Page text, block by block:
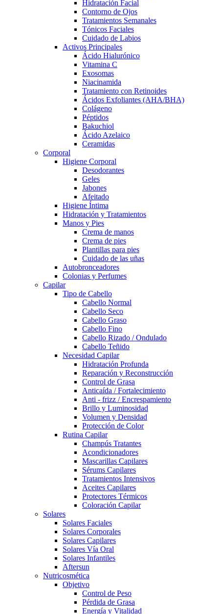
Hidratación Facial
Contorno de Ojos
Tratamientos Semanales
Tónicos Faciales
Cuidado de Labios
Activos Principales
Ácido Hialurónico
Vitamina C
Exosomas
Niacinamida
Tratamiento con Retinoides
Ácidos Exfoliantes (AHA/BHA)
Colágeno
Péptidos
Bakuchiol
Ácido Azelaico
Ceramidas
Corporal
Higiene Corporal
Desodorantes
Geles
Jabones
Afeitado
Higiene Íntima
Hidratación y Tratamientos
Manos y Pies
Crema de manos
Crema de pies
Plantillas para pies
Cuidado de las uñas
Autobronceadores
Colonias y Perfumes
Capilar
Tipo de Cabello
Cabello Normal
Cabello Seco
Cabello Graso
Cabello Fino
Cabello Rizado / Ondulado
Cabello Teñido
Necesidad Capilar
Hidratación Profunda
Reparación y Reconstrucción
Control de Grasa
Anticaída / Fortalecimiento
Anti - frizz / Encrespamiento
Brillo y Luminosidad
Volumen y Densidad
Protección de Color
Rutina Capilar
Champús Tratantes
Acondicionadores
Mascarillas Capilares
Sérums Capilares
Tratamientos Intensivos
Aceites Capilares
Protectores Térmicos
Coloración Capilar
Solares
Solares Faciales
Solares Corporales
Solares Capilares
Solares Vía Oral
Solares Infantiles
Aftersun
Nutricosmética
Objetivo
Control de Peso
Pérdida de Grasa
Energía y Vitalidad